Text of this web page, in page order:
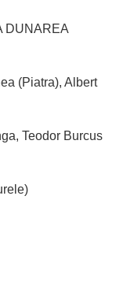
DUNAREA
(Piatra), Albert
Teodor Burcus